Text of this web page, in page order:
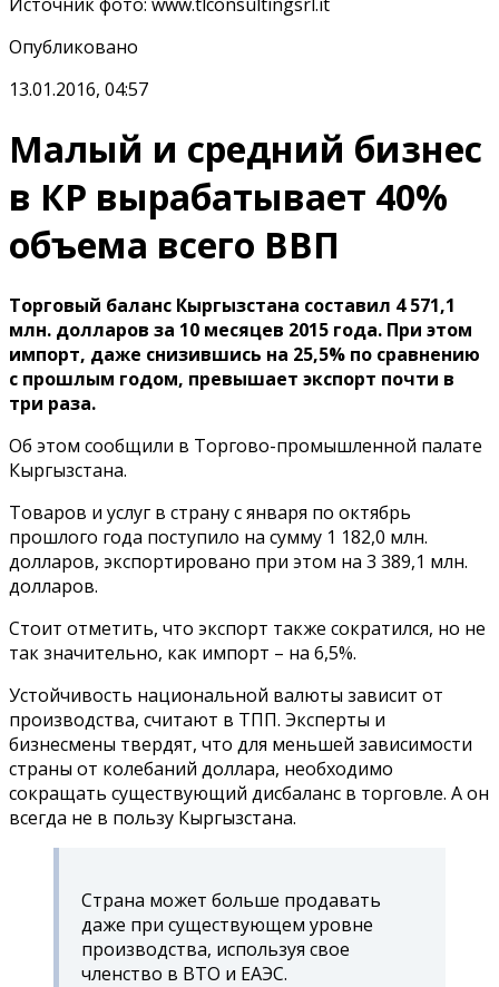
Опубликовано
13.01.2016, 04:57
Малый и средний бизнес
в КР вырабатывает 40%
объема всего ВВП
Торговый баланс Кыргызстана составил 4 571,1
млн. долларов за 10 месяцев 2015 года. При этом
импорт, даже снизившись на 25,5% по сравнению
с прошлым годом, превышает экспорт почти в
три раза.
Об этом сообщили в Торгово-промышленной палате
Кыргызстана.
Товаров и услуг в страну с января по октябрь
прошлого года поступило на сумму 1 182,0 млн.
долларов, экспортировано при этом на 3 389,1 млн.
долларов.
Стоит отметить, что экспорт также сократился, но не
так значительно, как импорт – на 6,5%.
Устойчивость национальной валюты зависит от
производства, считают в ТПП. Эксперты и
бизнесмены твердят, что для меньшей зависимости
страны от колебаний доллара, необходимо
сокращать существующий дисбаланс в торговле. А он
всегда не в пользу Кыргызстана.
Страна может больше продавать
даже при существующем уровне
производства, используя свое
членство в ВТО и ЕАЭС.